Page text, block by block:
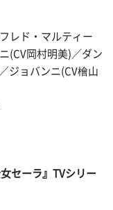
レド・マルティー
(CV岡村明美)／ダン
ジョバンニ(CV檜山
女セーラ』TVシリー